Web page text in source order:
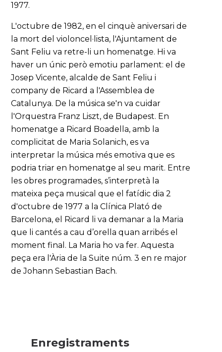
1977.
L'octubre de 1982, en el cinquè aniversari de
la mort del violoncel·lista, l'Ajuntament de
Sant Feliu va retre-li un homenatge. Hi va
haver un únic però emotiu parlament: el de
Josep Vicente, alcalde de Sant Feliu i
company de Ricard a l'Assemblea de
Catalunya. De la música se'n va cuidar
l'Orquestra Franz Liszt, de Budapest. En
homenatge a Ricard Boadella, amb la
complicitat de Maria Solanich, es va
interpretar la música més emotiva que es
podria triar en homenatge al seu marit. Entre
les obres programades, s’interpretà la
mateixa peça musical que el fatídic dia 2
d'octubre de 1977 a la Clínica Plató de
Barcelona, el Ricard li va demanar a la Maria
que li cantés a cau d’orella quan arribés el
moment final. La Maria ho va fer. Aquesta
peça era l'Ària de la Suite núm. 3 en re major
de Johann Sebastian Bach.
Enregistraments